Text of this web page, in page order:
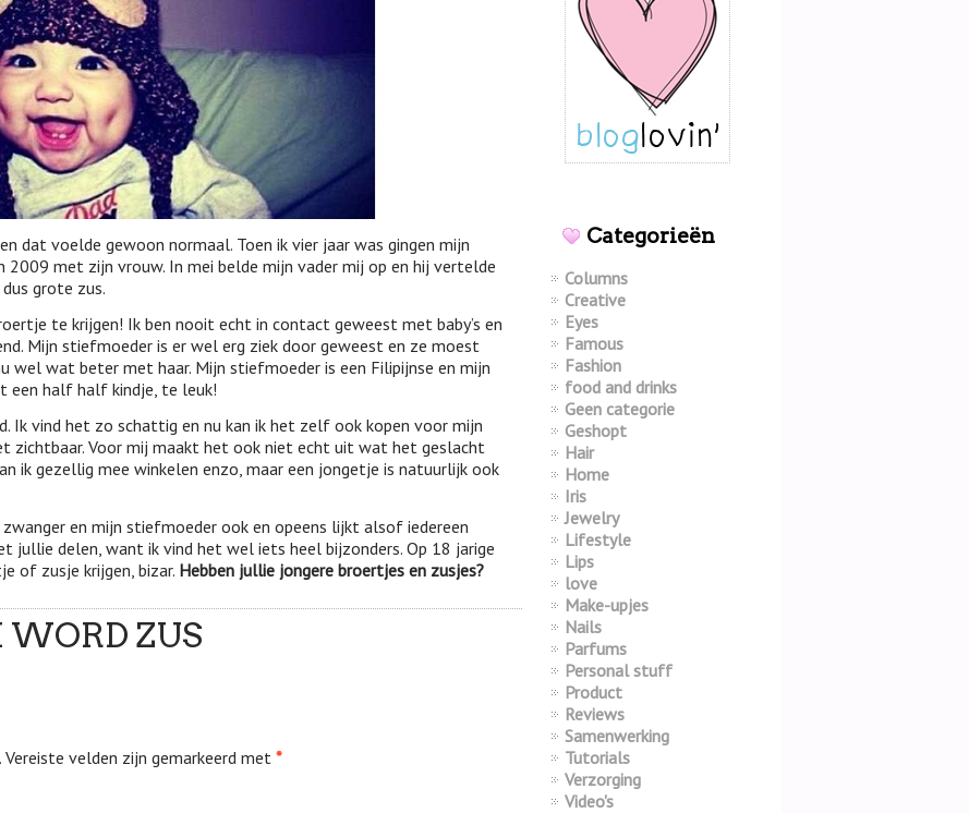
dat voelde gewoon normaal. Toen ik vier jaar was gingen mijn
2009 met zijn vrouw. In mei belde mijn vader mij op en hij vertelde
grote zus.
te krijgen! Ik ben nooit echt in contact geweest met baby’s en
Mijn stiefmoeder is er wel erg ziek door geweest en ze moest
wel wat beter met haar. Mijn stiefmoeder is een Filipijnse en mijn
een half half kindje, te leuk!
Ik vind het zo schattig en nu kan ik het zelf ook kopen voor mijn
zichtbaar. Voor mij maakt het ook niet echt uit wat het geslacht
ik gezellig mee winkelen enzo, maar een jongetje is natuurlijk ook
en mijn stiefmoeder ook en opeens lijkt alsof iedereen
jullie delen, want ik vind het wel iets heel bijzonders. Op 18 jarige
of zusje krijgen, bizar. Hebben jullie jongere broertjes en zusjes?
WORD ZUS
Vereiste velden zijn gemarkeerd met *
Categorieën
Columns
Creative
Eyes
Famous
Fashion
food and drinks
Geen categorie
Geshopt
Hair
Home
Iris
Jewelry
Lifestyle
Lips
love
Make-upjes
Nails
Parfums
Personal stuff
Product
Reviews
Samenwerking
Tutorials
Verzorging
Video's